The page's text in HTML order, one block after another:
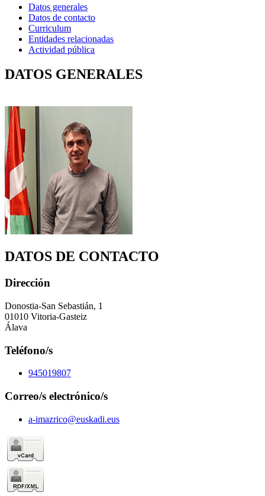
Datos generales
Datos de contacto
Curriculum
Entidades relacionadas
Actividad pública
DATOS GENERALES
DATOS DE CONTACTO
Dirección
Donostia-San Sebastián, 1
01010 Vitoria-Gasteiz
Álava
Teléfono/s
945019807
Correo/s electrónico/s
a-imazrico@euskadi.eus